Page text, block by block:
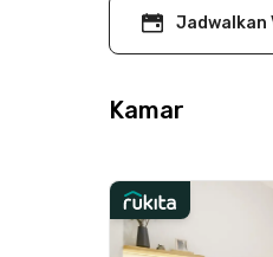
Jadwalkan
Kamar